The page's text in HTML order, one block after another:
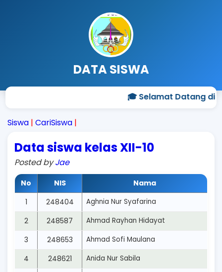
DATA SISWA
🎓 Selamat Datang di
Siswa | CariSiswa |
Data siswa kelas XII-10
Posted byJae
No NIS
Nama
1
248404 Aghnia Nur Syafarina
2 248587 Ahmad Rayhan Hidayat
3 248653 Ahmad Sofi Maulana
4 248621 Anida Nur Sabila